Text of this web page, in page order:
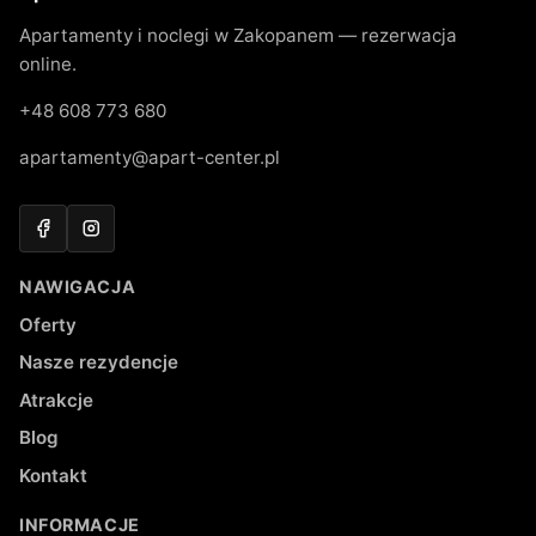
Apartamenty i noclegi w Zakopanem — rezerwacja
online.
+48 608 773 680
apartamenty@apart-center.pl
FacebookInstagram
NAWIGACJA
Oferty
Nasze rezydencje
Atrakcje
Blog
Kontakt
INFORMACJE